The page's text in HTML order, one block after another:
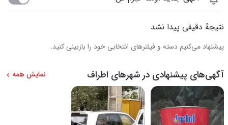
نتیجهٔ دقیقی پیدا نشد
پیشنهاد می‌کنیم دسته و فیلترهای انتخابی خود را بازبینی کنید.
آگهی‌های پیشنهادی در شهرهای اطراف نمایش همه